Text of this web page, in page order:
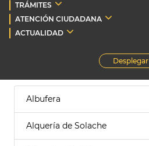
TRÁMITES
ATENCIÓN CIUDADANA
ACTUALIDAD
Desplegar
Albufera
Alquería de Solache